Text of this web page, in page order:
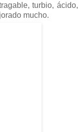
turbio, ácido,
mucho.